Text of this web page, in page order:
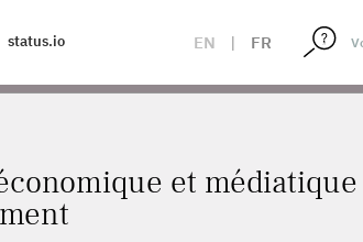
status.io EN | FR
LEUR TRAITEMENT
et médiatique